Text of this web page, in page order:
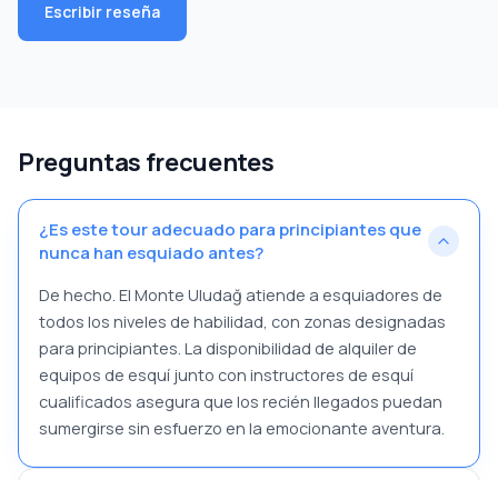
Escribir reseña
Preguntas frecuentes
¿Es este tour adecuado para principiantes que
nunca han esquiado antes?
De hecho. El Monte Uludağ atiende a esquiadores de
todos los niveles de habilidad, con zonas designadas
para principiantes. La disponibilidad de alquiler de
equipos de esquí junto con instructores de esquí
cualificados asegura que los recién llegados puedan
sumergirse sin esfuerzo en la emocionante aventura.